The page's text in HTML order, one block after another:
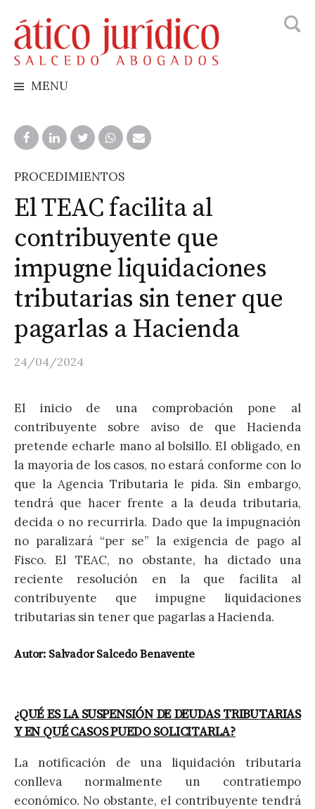
to
content
MENU
PROCEDIMIENTOS
El TEAC facilita al
contribuyente que
impugne liquidaciones
tributarias sin tener que
pagarlas a Hacienda
24/04/2024
El inicio de una comprobación pone al
contribuyente sobre aviso de que Hacienda
pretende echarle mano al bolsillo. El obligado, en
la mayoría de los casos, no estará conforme con lo
que la Agencia Tributaria le pida. Sin embargo,
tendrá que hacer frente a la deuda tributaria,
decida o no recurrirla. Dado que la impugnación
no paralizará “per se” la exigencia de pago al
Fisco. El TEAC, no obstante, ha dictado una
reciente resolución en la que facilita al
contribuyente que impugne liquidaciones
tributarias sin tener que pagarlas a Hacienda.
Autor: Salvador Salcedo Benavente
¿QUÉ ES LA SUSPENSIÓN DE DEUDAS TRIBUTARIAS
Y EN QUÉ CASOS PUEDO SOLICITARLA?
La notificación de una liquidación tributaria
conlleva normalmente un contratiempo
económico. No obstante, el contribuyente tendrá